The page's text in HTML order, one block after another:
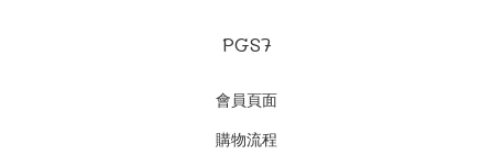
PGS7
會員頁面
購物流程